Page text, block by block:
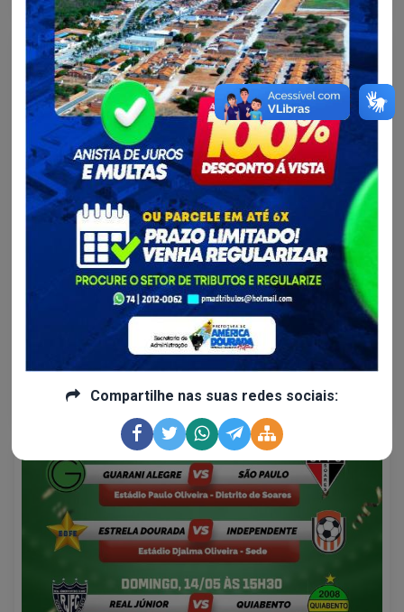
Compartilhe nas suas redes sociais:
Cultura, Esporte, Juventude...
Campeonato Alegrense 2022-Guarani X Atlético
Maximino e Goiás X Atlético...
Esse fim de semana teremos mais rodada do Campeonato
Alegrense 2022; e teremos rodada dupla. No sábado, a partir
das 15:30h, o confronto será entre Guarani X Atlético
Maximino.
Continue lendo